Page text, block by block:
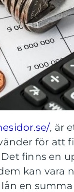
, är
för att
finns en
kan vara
en